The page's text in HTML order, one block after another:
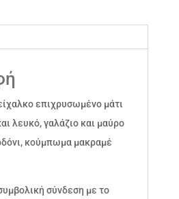
επιχρυσωμένο μάτι
λευκό, γαλάζιο και μαύρο
κούμπωμα μακραμέ
σύνδεση με το